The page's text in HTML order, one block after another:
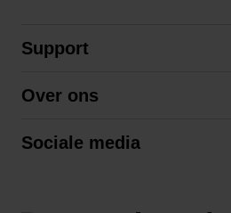
Support
Algemene voorwaarden
Over ons
Sociale media